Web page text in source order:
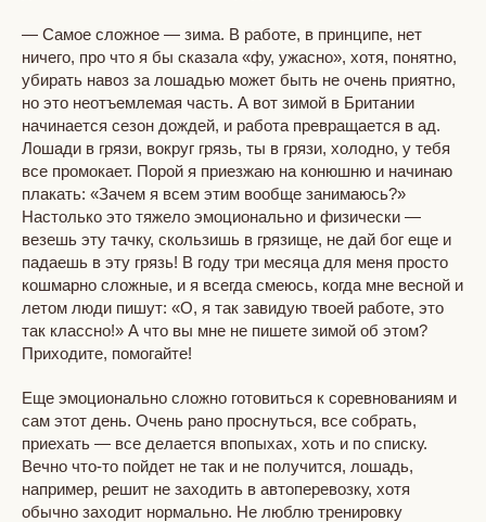
— Самое сложное — зима. В работе, в принципе, нет
ничего, про что я бы сказала «фу, ужасно», хотя, понятно,
убирать навоз за лошадью может быть не очень приятно,
но это неотъемлемая часть. А вот зимой в Британии
начинается сезон дождей, и работа превращается в ад.
Лошади в грязи, вокруг грязь, ты в грязи, холодно, у тебя
все промокает. Порой я приезжаю на конюшню и начинаю
плакать: «Зачем я всем этим вообще занимаюсь?»
Настолько это тяжело эмоционально и физически —
везешь эту тачку, скользишь в грязище, не дай бог еще и
падаешь в эту грязь! В году три месяца для меня просто
кошмарно сложные, и я всегда смеюсь, когда мне весной и
летом люди пишут: «О, я так завидую твоей работе, это
так классно!» А что вы мне не пишете зимой об этом?
Приходите, помогайте!
Еще эмоционально сложно готовиться к соревнованиям и
сам этот день. Очень рано проснуться, все собрать,
приехать — все делается впопыхах, хоть и по списку.
Вечно что-то пойдет не так и не получится, лошадь,
например, решит не заходить в автоперевозку, хотя
обычно заходит нормально. Не люблю тренировку